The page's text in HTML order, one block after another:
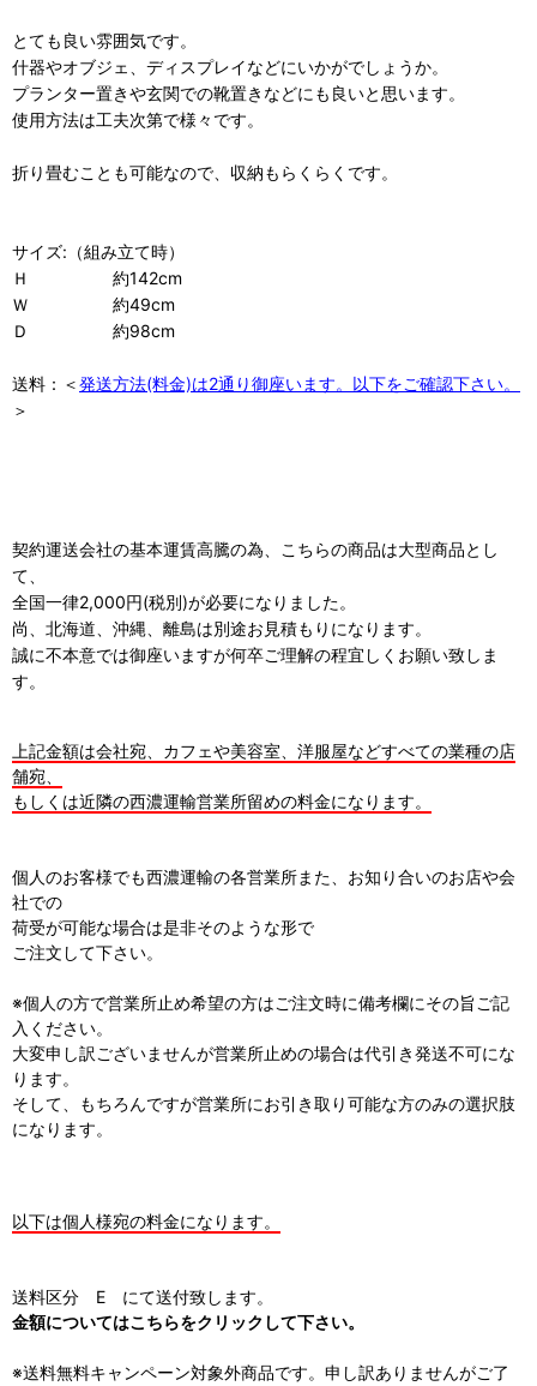
とても良い雰囲気です。
什器やオブジェ、ディスプレイなどにいかがでしょうか。
プランター置きや玄関での靴置きなどにも良いと思います。
使用方法は工夫次第で様々です。
折り畳むことも可能なので、収納もらくらくです。
サイズ:（組み立て時）
Ｈ 約142cm
Ｗ 約49cm
Ｄ 約98cm
送料：＜発送方法(料金)は2通り御座います。以下をご確認下さい。
＞
契約運送会社の基本運賃高騰の為、こちらの商品は大型商品とし
て、
全国一律2,000円(税別)が必要になりました。
尚、北海道、沖縄、離島は別途お見積もりになります。
誠に不本意では御座いますが何卒ご理解の程宜しくお願い致しま
す。
上記金額は会社宛、カフェや美容室、洋服屋などすべての業種の店
舗宛、
もしくは近隣の西濃運輸営業所留めの料金になります。
個人のお客様でも西濃運輸の各営業所また、お知り合いのお店や会
社での
荷受が可能な場合は是非そのような形で
ご注文して下さい。
※個人の方で営業所止め希望の方はご注文時に備考欄にその旨ご記
入ください。
大変申し訳ございませんが営業所止めの場合は代引き発送不可にな
ります。
そして、もちろんですが営業所にお引き取り可能な方のみの選択肢
になります。
以下は個人様宛の料金になります。
送料区分 E にて送付致します。
金額についてはこちらをクリックして下さい。
※送料無料キャンペーン対象外商品です。申し訳ありませんがご了